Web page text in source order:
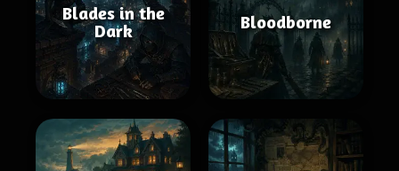
Blades in the
Dark
Bloodborne